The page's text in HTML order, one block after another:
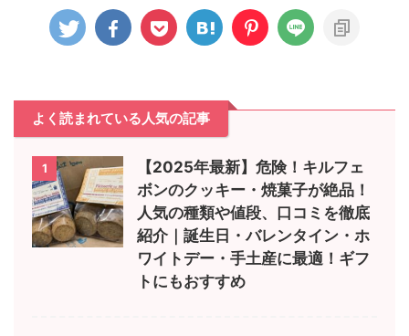
よく読まれている人気の記事
1
【2025年最新】危険！キルフェ
ボンのクッキー・焼菓子が絶品！
人気の種類や値段、口コミを徹底
紹介｜誕生日・バレンタイン・ホ
ワイトデー・手土産に最適！ギフ
トにもおすすめ